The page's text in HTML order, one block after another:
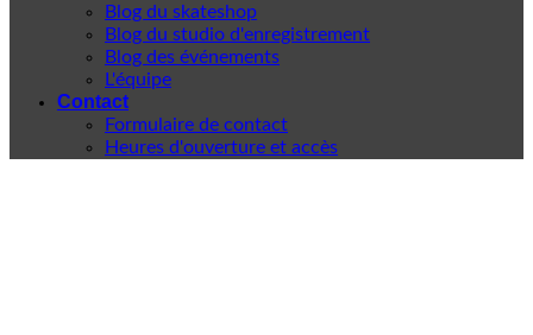
Blog du skateshop
Blog du studio d'enregistrement
Blog des événements
L'équipe
Contact
Formulaire de contact
Heures d'ouverture et accès